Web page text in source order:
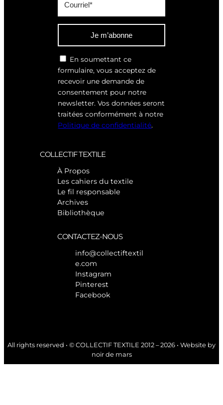
Je m’abonne
En soumettant ce
formulaire, vous acceptez de
recevoir une demande de
consentement pour notre
newsletter. Vos données seront
traitées conformément à notre
Politique de confidentialité.
COLLECTIF TEXTILE
À Propos
Les cahiers du textile
Le fil responsable
Archives
Bibliothèque
CONTACTEZ-NOUS
info@collectiftextil
e.com
Instagram
Pinterest
Facebook
All rights reserved • © COLLECTIF TEXTILE 2012 – 2026 • Website by
noir de mars